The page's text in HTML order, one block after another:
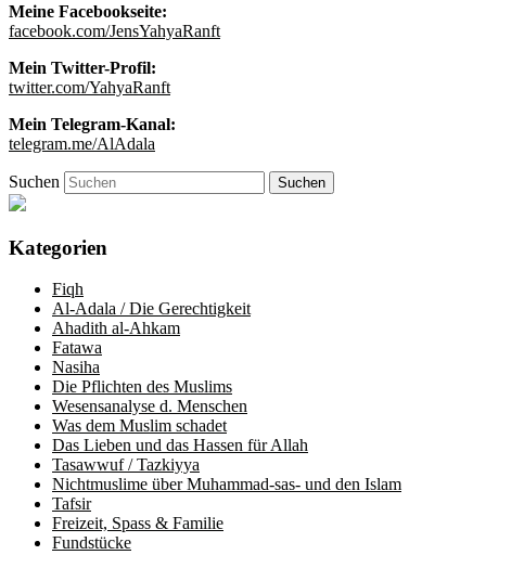
Meine Facebookseite:
facebook.com/JensYahyaRanft
Mein Twitter-Profil:
twitter.com/YahyaRanft
Mein Telegram-Kanal:
telegram.me/AlAdala
Suchen
Kategorien
Fiqh
Al-Adala / Die Gerechtigkeit
Ahadith al-Ahkam
Fatawa
Nasiha
Die Pflichten des Muslims
Wesensanalyse d. Menschen
Was dem Muslim schadet
Das Lieben und das Hassen für Allah
Tasawwuf / Tazkiyya
Nichtmuslime über Muhammad-sas- und den Islam
Tafsir
Freizeit, Spass & Familie
Fundstücke